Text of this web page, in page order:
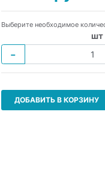
Выберите необходимое
шт
−
ДОБАВИТЬ В КОРЗИНУ